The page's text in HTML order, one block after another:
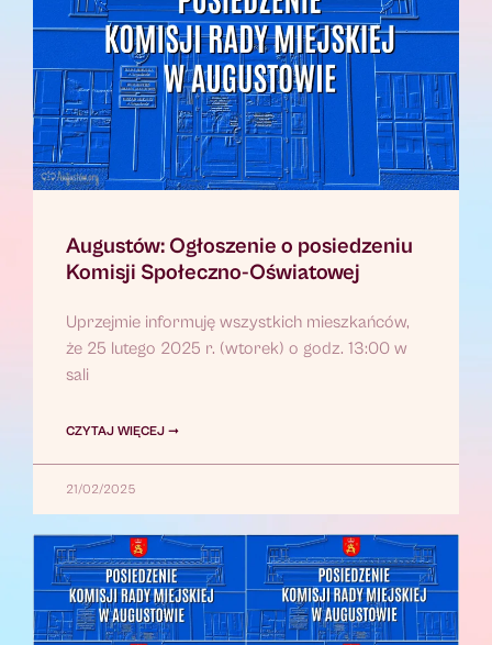
Augustów: Ogłoszenie o posiedzeniu
Komisji Społeczno-Oświatowej
Uprzejmie informuję wszystkich mieszkańców,
że 25 lutego 2025 r. (wtorek) o godz. 13:00 w
sali
CZYTAJ WIĘCEJ ➞
21/02/2025